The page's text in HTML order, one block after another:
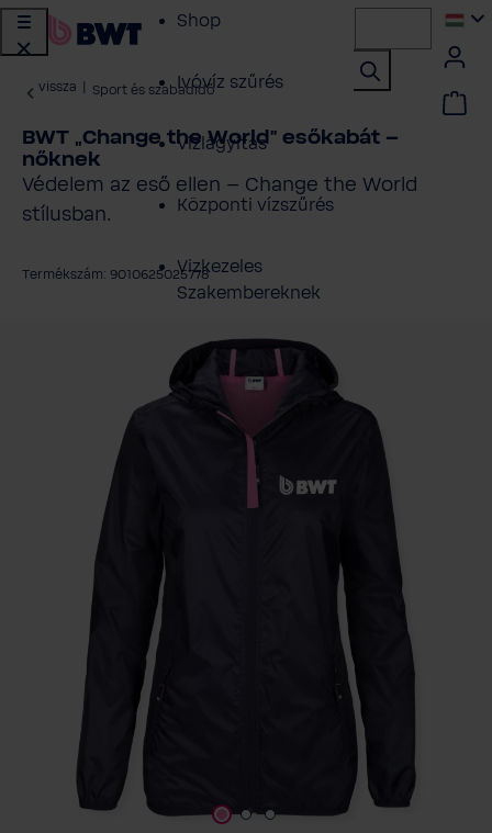
Shop
Ivóvíz szűrés
Vízlágyítás
Központi vízszűrés
Vizkezeles
Szakembereknek
Szerviz
Ügyfélszolgálat
BWT TERMÉK
DOKUMENTÁCIÓ
vissza Sport és szabadidő
BWT „Change the World” esőkabát –
nőknek
Védelem az eső ellen – Change the World
stílusban.
Termékszám: 9010625025778